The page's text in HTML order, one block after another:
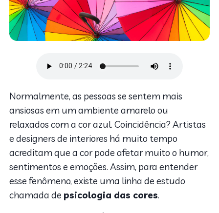
Normalmente, as pessoas se sentem mais
ansiosas em um ambiente amarelo ou
relaxados com a cor azul. Coincidência? Artistas
e designers de interiores há muito tempo
acreditam que a cor pode afetar muito o humor,
sentimentos e emoções. Assim, para entender
esse fenômeno, existe uma linha de estudo
chamada de psicologia das cores.